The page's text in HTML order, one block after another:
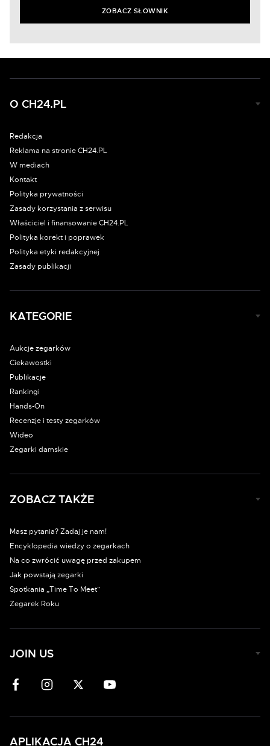
ZOBACZ SŁOWNIK
O CH24.PL
Redakcja
Reklama na stronie CH24.PL
W mediach
Kontakt
Polityka prywatności
Zasady korzystania z serwisu
Właściciel i finansowanie CH24.PL
Polityka korekt i poprawek
Polityka etyki redakcyjnej
Zasady publikacji
KATEGORIE
Aukcje zegarków
Ciekawostki
Publikacje
Rankingi
Hands-On
Recenzje i testy zegarków
Wideo
Zegarki damskie
ZOBACZ TAKŻE
Masz pytania? Zadaj je nam!
Encyklopedia wiedzy o zegarkach
Na co zwrócić uwagę przed zakupem
Jak powstają zegarki
Spotkania „Time To Meet”
Zegarek Roku
JOIN US
APLIKACJA CH24